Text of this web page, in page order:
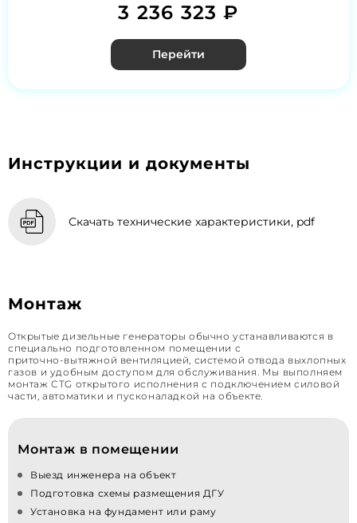
3 236 323 ₽
Перейти
Инструкции и документы
Скачать технические характеристики, pdf
Монтаж
Открытые дизельные генераторы обычно устанавливаются в
специально подготовленном помещении с
приточно‑вытяжной вентиляцией, системой отвода выхлопных
газов и удобным доступом для обслуживания. Мы выполняем
монтаж CTG открытого исполнения с подключением силовой
части, автоматики и пусконаладкой на объекте.
Монтаж в помещении
Выезд инженера на объект
Подготовка схемы размещения ДГУ
Установка на фундамент или раму